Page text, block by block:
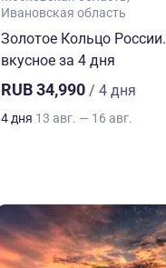
Ивановская область
Золотое Кольцо
вкусное за 4 дня
RUB 34,990 / 4 дня
4 дня 13 авг. — 16 авг.